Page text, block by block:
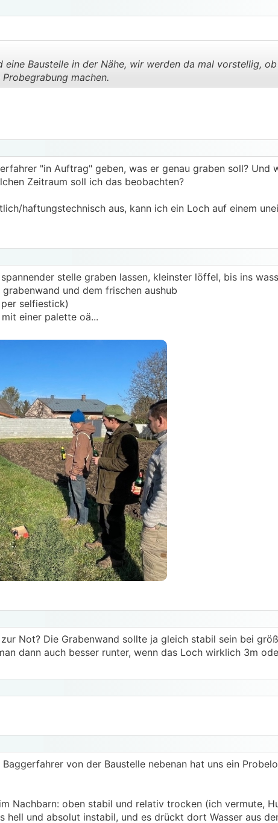
Baustelle in der Nähe, wir werden da mal vorstellig,
machen.
"in Auftrag" geben, was er genau graben soll? Und
Zeitraum soll ich das beobachten?
haftungstechnisch aus, kann ich ein Loch auf einem
stelle graben lassen, kleinster löffel, bis ins
und dem frischen aushub
selfiestick)
einer palette oä...
Not? Die Grabenwand sollte ja gleich stabil sein bei
dann auch besser runter, wenn das Loch wirklich 3m
von der Baustelle nebenan hat uns ein
Nachbarn: oben stabil und relativ trocken (ich vermute,
hell und absolut instabil, und es drückt dort Wasser aus